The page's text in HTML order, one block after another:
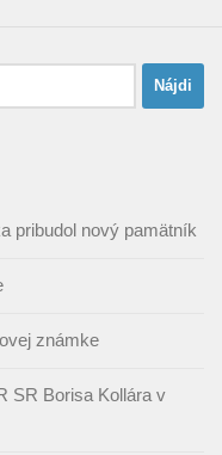
pribudol nový pamätník
známke
SR Borisa Kollára v